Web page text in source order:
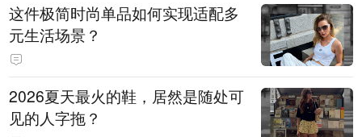
这件极简时尚单品如何实现适配多
元生活场景？
2026夏天最火的鞋，居然是随处可
见的人字拖？